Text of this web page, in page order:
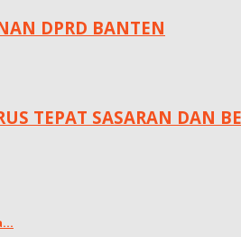
DPRD BANTEN
TEPAT SASARAN DAN